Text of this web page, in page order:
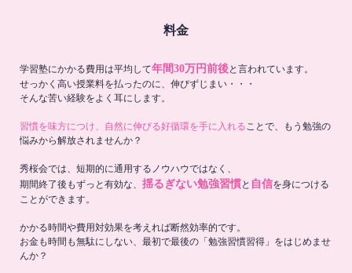
料金
学習塾にかかる費用は平均して年間30万円前後と言われています。
せっかく高い授業料を払ったのに、伸びずじまい・・・
そんな苦い経験をよく耳にします。
習慣を味方につけ、自然に伸びる好循環を手に入れる ことで、もう勉強の
悩みから解放されませんか？
秀桜会では、短期的に通用するノウハウではなく、
期間終了後もずっと有効な、 揺るぎない勉強習慣と 自信を身につける
ことができます。
かかる時間や費用対効果を考えれば断然効率的です。
お金も時間も無駄にしない、最初で最後の「勉強習慣習得」をはじめませ
んか？